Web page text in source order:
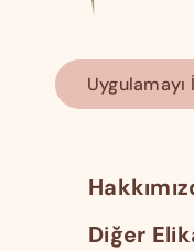
Uygulamayı
Diğer